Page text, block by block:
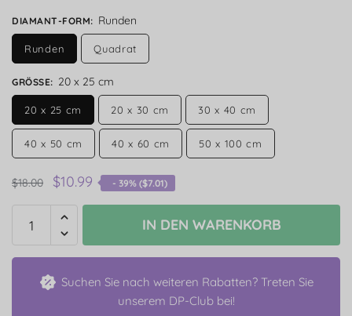
DIAMANT-FORM: Runden
Runden Quadrat
GRÖSSE : 20 x 25 cm
20 x 25 cm 20 x 30 cm 30 x 40 cm
40 x 50 cm 40 x 60 cm 50 x 100 cm
$18.00 $10.99 - 39% ($7.01)
IN DEN WARENKORB
Suchen Sie nach weiteren Rabatten? Treten Sie
unserem DP-Club bei!